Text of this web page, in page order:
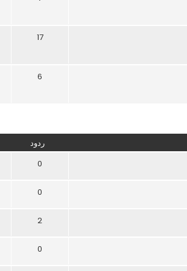
17
6
ردود
0
0
2
0